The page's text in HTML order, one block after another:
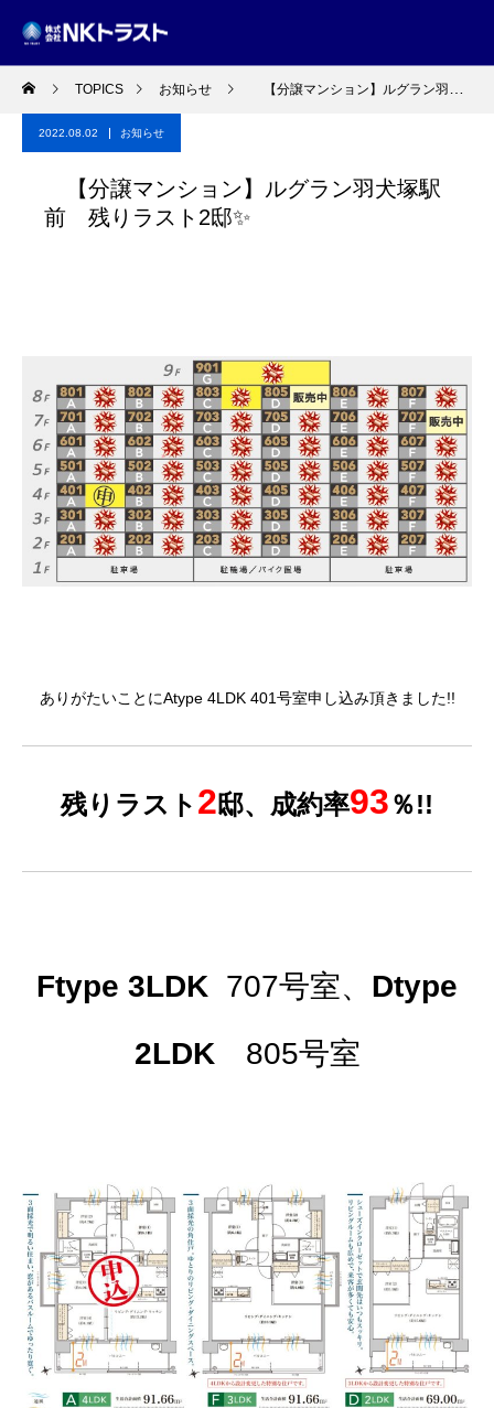
TOPICS お知らせ 【分譲マンション】ルグラン羽犬塚駅前 残りラスト2邸✨
2022.08.02 お知らせ
【分譲マンション】ルグラン羽犬塚駅
前 残りラスト2邸✨
ありがたいことにAtype 4LDK 401号室申し込み頂きました!!
残りラスト 2邸、成約率93％!!
Ftype 3LDK 707号室、 Dtype
2LDK805号室